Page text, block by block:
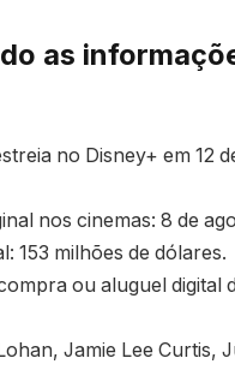
as
no Disney+ em 12
nos cinemas: 8 de
153 milhões de dólares.
ou aluguel digital
Jamie Lee Curtis,